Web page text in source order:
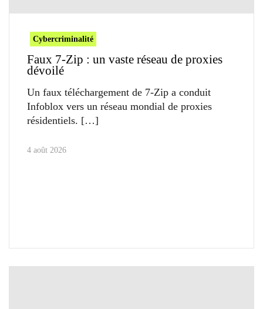
Cybercriminalité
Faux 7-Zip : un vaste réseau de proxies
dévoilé
Un faux téléchargement de 7-Zip a conduit
Infoblox vers un réseau mondial de proxies
résidentiels.
4 août 2026